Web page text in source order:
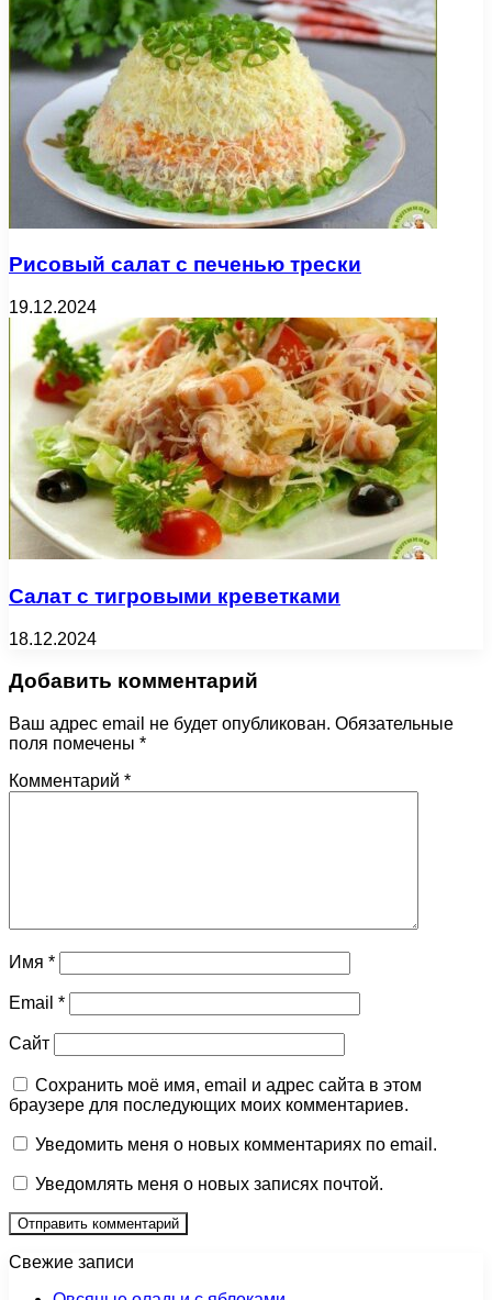
Рисовый салат с печенью трески
19.12.2024
Салат с тигровыми креветками
18.12.2024
Добавить комментарий
Ваш адрес email не будет опубликован. Обязательные
поля помечены *
Комментарий *
Имя *
Email *
Сайт
Сохранить моё имя, email и адрес сайта в этом
браузере для последующих моих комментариев.
Уведомить меня о новых комментариях по email.
Уведомлять меня о новых записях почтой.
Свежие записи